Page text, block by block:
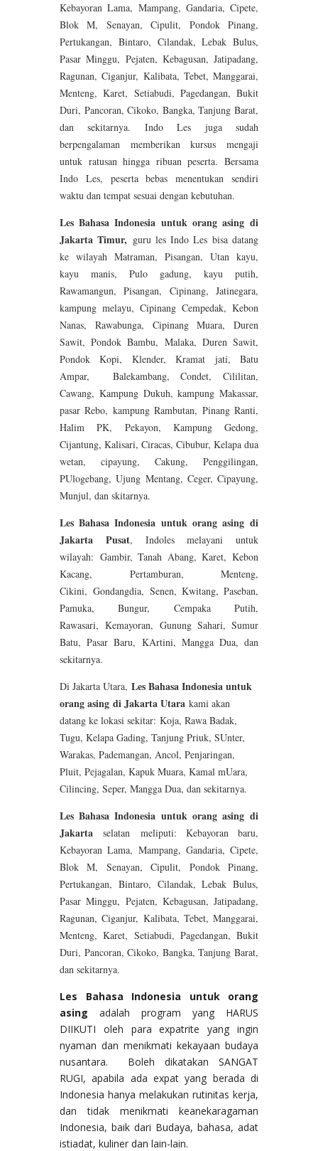
Kebayoran Lama, Mampang, Gandaria, Cipete,
Blok M, Senayan, Cipulit, Pondok Pinang,
Pertukangan, Bintaro, Cilandak, Lebak Bulus,
Pasar Minggu, Pejaten, Kebagusan, Jatipadang,
Ragunan, Ciganjur, Kalibata, Tebet, Manggarai,
Menteng, Karet, Setiabudi, Pagedangan, Bukit
Duri, Pancoran, Cikoko, Bangka, Tanjung Barat,
dan sekitarnya. Indo Les juga sudah
berpengalaman memberikan kursus mengaji
untuk ratusan hingga ribuan peserta. Bersama
Indo Les, peserta bebas menentukan sendiri
waktu dan tempat sesuai dengan kebutuhan.
Les Bahasa Indonesia untuk orang asing di
Jakarta Timur, guru les Indo Les bisa datang
ke wilayah Matraman, Pisangan, Utan kayu,
kayu manis, Pulo gadung, kayu putih,
Rawamangun, Pisangan, Cipinang, Jatinegara,
kampung melayu, Cipinang Cempedak, Kebon
Nanas, Rawabunga, Cipinang Muara, Duren
Sawit, Pondok Bambu, Malaka, Duren Sawit,
Pondok Kopi, Klender, Kramat jati, Batu
Ampar, Balekambang, Condet, Cililitan,
Cawang, Kampung Dukuh, kampung Makassar,
pasar Rebo, kampung Rambutan, Pinang Ranti,
Halim PK, Pekayon, Kampung Gedong,
Cijantung, Kalisari, Ciracas, Cibubur, Kelapa dua
wetan, cipayung, Cakung, Penggilingan,
PUlogebang, Ujung Mentang, Ceger, Cipayung,
Munjul, dan skitarnya.
Les Bahasa Indonesia untuk orang asing di
Jakarta Pusat, Indoles melayani untuk
wilayah: Gambir, Tanah Abang, Karet, Kebon
Kacang, Pertamburan, Menteng,
Cikini, Gondangdia, Senen, Kwitang, Paseban,
Pamuka, Bungur, Cempaka Putih,
Rawasari, Kemayoran, Gunung Sahari, Sumur
Batu, Pasar Baru, KArtini, Mangga Dua, dan
sekitarnya.
Di Jakarta Utara, Les Bahasa Indonesia untuk
orang asing di Jakarta Utara kami akan
datang ke lokasi sekitar: Koja, Rawa Badak,
Tugu, Kelapa Gading, Tanjung Priuk, SUnter,
Warakas, Pademangan, Ancol, Penjaringan,
Pluit, Pejagalan, Kapuk Muara, Kamal mUara,
Cilincing, Seper, Mangga Dua, dan sekitarnya.
Les Bahasa Indonesia untuk orang asing di
Jakarta
selatan
meliputi: Kebayoran baru,
Kebayoran Lama, Mampang, Gandaria, Cipete,
Blok M, Senayan, Cipulit, Pondok Pinang,
Pertukangan, Bintaro, Cilandak, Lebak Bulus,
Pasar Minggu, Pejaten, Kebagusan, Jatipadang,
Ragunan, Ciganjur, Kalibata, Tebet, Manggarai,
Menteng, Karet, Setiabudi, Pagedangan, Bukit
Duri, Pancoran, Cikoko, Bangka, Tanjung Barat,
dan sekitarnya.
Les Bahasa Indonesia untuk orang
asing adalah program yang HARUS
DIIKUTI oleh para expatrite yang ingin
nyaman dan menikmati kekayaan budaya
nusantara. Boleh dikatakan SANGAT
RUGI, apabila ada expat yang berada di
Indonesia hanya melakukan rutinitas kerja,
dan tidak menikmati keanekaragaman
Indonesia, baik dari Budaya, bahasa, adat
istiadat, kuliner dan lain-lain.